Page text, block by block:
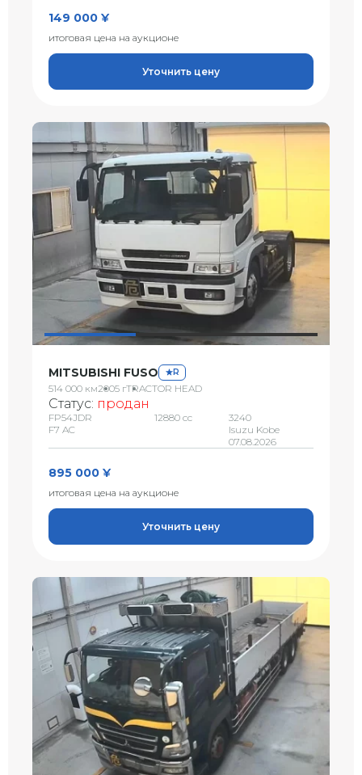
149 000 ¥
итоговая цена на аукционе
Уточнить цену
MITSUBISHI FUSO R
514 000 км2005 гTRACTOR HEAD
Статус: продан
FP54JDR
F7 AC
12880 сс
3240
Isuzu Kobe
07.08.2026
895 000 ¥
итоговая цена на аукционе
Уточнить цену